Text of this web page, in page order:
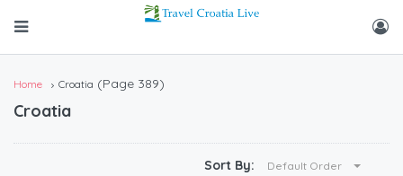
Home Croatia (Page 389)
Croatia
Sort By: Default Order